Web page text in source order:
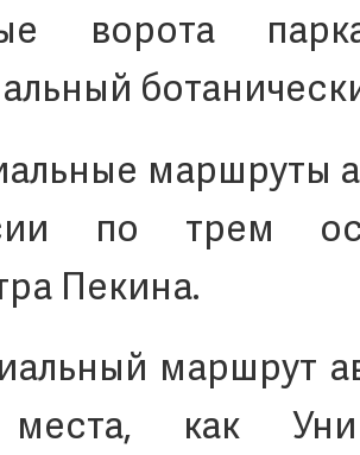
ворота
маршруты
по трем
Пекина.
маршрут
как